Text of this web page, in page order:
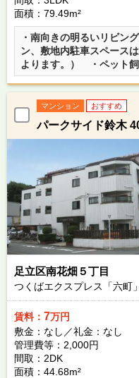
面積：79.49m²
・南向きの明るいリビン
ン、敷地内駐車スペース
よります。） ・ペット
マンション おすすめ
パークサイド鈴木
足立区南花畑５丁目
つくばエクスプレス「六町
賃料： 7万円
敷金：なし／礼金：なし
管理費等：2,000円
間取：2DK
面積：44.68m²